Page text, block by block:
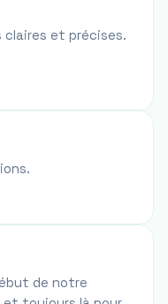
claires et précises.
de notre